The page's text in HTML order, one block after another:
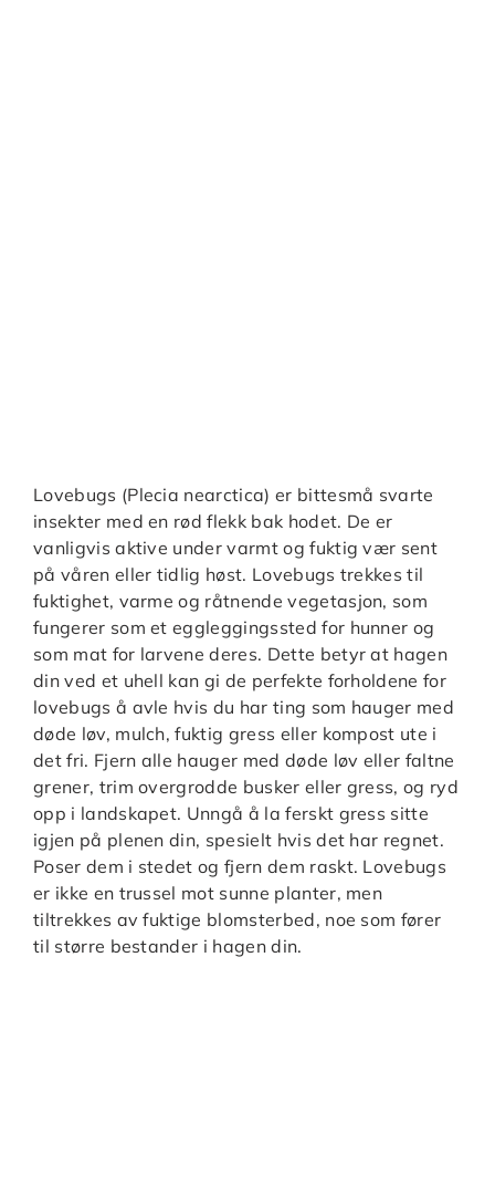
Lovebugs (Plecia nearctica) er bittesmå svarte
insekter med en rød flekk bak hodet. De er
vanligvis aktive under varmt og fuktig vær sent
på våren eller tidlig høst. Lovebugs trekkes til
fuktighet, varme og råtnende vegetasjon, som
fungerer som et eggleggingssted for hunner og
som mat for larvene deres. Dette betyr at hagen
din ved et uhell kan gi de perfekte forholdene for
lovebugs å avle hvis du har ting som hauger med
døde løv, mulch, fuktig gress eller kompost ute i
det fri. Fjern alle hauger med døde løv eller faltne
grener, trim overgrodde busker eller gress, og ryd
opp i landskapet. Unngå å la ferskt gress sitte
igjen på plenen din, spesielt hvis det har regnet.
Poser dem i stedet og fjern dem raskt. Lovebugs
er ikke en trussel mot sunne planter, men
tiltrekkes av fuktige blomsterbed, noe som fører
til større bestander i hagen din.